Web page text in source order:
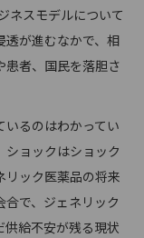
ネスモデルについて
透が進むなかで、相
患者、国民を落胆さ
るのはわかってい
ョックはショック
リック医薬品の将来
で、ジェネリック
供給不安が残る現状